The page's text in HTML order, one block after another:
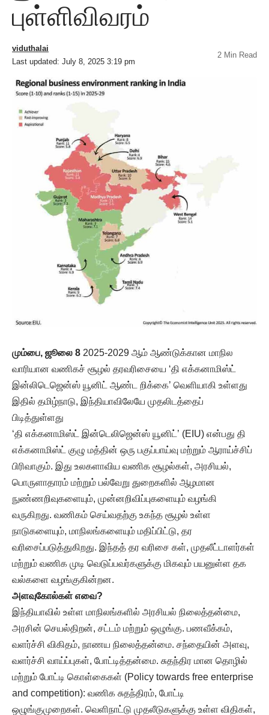
புள்ளிவிவரம்
Last updated: July 8, 2025 3:19 pm
viduthalai
2 Min Read
மும்பை, ஜூலை 8 2025-2029 ஆம் ஆண்டுக்கான மாநில
வாரியான வணிகச் சூழல் தரவரிசையை ‘தி எக்கனாமிஸ்ட்
இன்லிடெஜென்ஸ் யூனிட் ஆண்ட றிக்கை’ வெளியாகி உள்ளது
இதில் தமிழ்நாடு, இந்தியாவிலேயே முதலிடத்தைப்
பிடித்துள்ளது
‘தி எக்கனாமிஸ்ட் இன்டெலிஜென்ஸ் யூனிட்’ (EIU) என்பது தி
எக்கனாமிஸ்ட் குழு மத்தின் ஒரு பகுப்பாய்வு மற்றும் ஆராய்ச்சிப்
பிரிவாகும். இது உலகளாவிய வணிக சூழல்கள், அரசியல்,
பொருளாதாரம் மற்றும் பல்வேறு துறைகளில் ஆழமான
நுண்ணறிவுகளையும், முன்னறிவிப்புகளையும் வழங்கி
வருகிறது. வணிகம் செய்வதற்கு உகந்த சூழல் உள்ள
நாடுகளையும், மாநிலங்களையும் மதிப்பிட்டு, தர
வரிசைப்படுத்துகிறது. இந்தத் தர வரிசை கள், முதலீட்டாளர்கள்
மற்றும் வணிக முடி வெடுப்பவர்களுக்கு மிகவும் பயனுள்ள தக
வல்களை வழங்குகின்றன.
அளவுகோல்கள் எவை?
இந்தியாவில் உள்ள மாநிலங்களில் அரசியல் நிலைத்தன்மை,
அரசின் செயல்திறன், சட்டம் மற்றும் ஒழுங்கு. பணவீக்கம்,
வளர்ச்சி விகிதம், நாணய நிலைத்தன்மை. சந்தையின் அளவு,
வளர்ச்சி வாய்ப்புகள், போட்டித்தன்மை. சுதந்திர மான தொழில்
மற்றும் போட்டி கொள்கைகள் (Policy towards free enterprise
and competition): வணிக சுதந்திரம், போட்டி
ஒழுங்குமுறைகள். வெளிநாட்டு முதலீடுகளுக்கு உள்ள விதிகள்,